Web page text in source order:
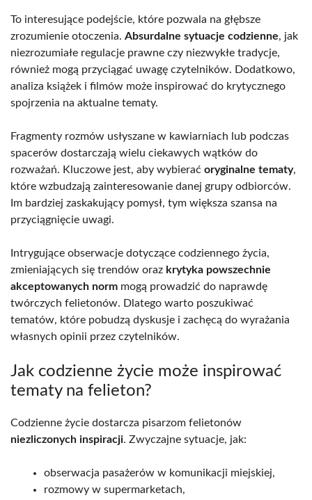
To interesujące podejście, które pozwala na głębsze
zrozumienie otoczenia. Absurdalne sytuacje codzienne, jak
niezrozumiałe regulacje prawne czy niezwykłe tradycje,
również mogą przyciągać uwagę czytelników. Dodatkowo,
analiza książek i filmów może inspirować do krytycznego
spojrzenia na aktualne tematy.
Fragmenty rozmów usłyszane w kawiarniach lub podczas
spacerów dostarczają wielu ciekawych wątków do
rozważań. Kluczowe jest, aby wybierać oryginalne tematy,
które wzbudzają zainteresowanie danej grupy odbiorców.
Im bardziej zaskakujący pomysł, tym większa szansa na
przyciągnięcie uwagi.
Intrygujące obserwacje dotyczące codziennego życia,
zmieniających się trendów oraz krytyka powszechnie
akceptowanych norm mogą prowadzić do naprawdę
twórczych felietonów. Dlatego warto poszukiwać
tematów, które pobudzą dyskusje i zachęcą do wyrażania
własnych opinii przez czytelników.
Jak codzienne życie może inspirować
tematy na felieton?
Codzienne życie dostarcza pisarzom felietonów
niezliczonych inspiracji. Zwyczajne sytuacje, jak:
obserwacja pasażerów w komunikacji miejskiej,
rozmowy w supermarketach,